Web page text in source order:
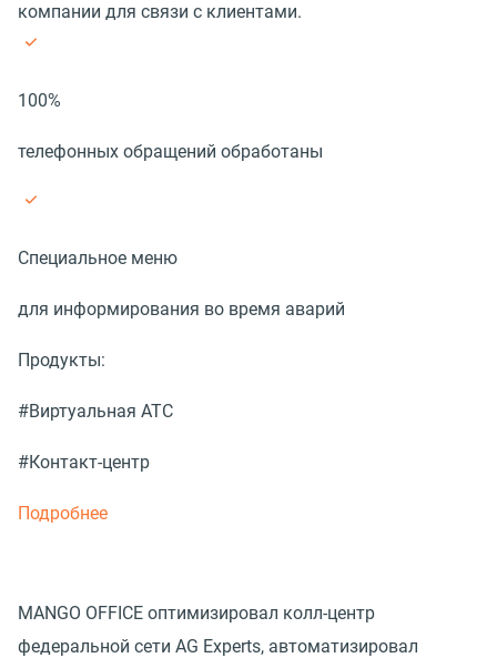
компании для связи с клиентами.
100%
телефонных обращений обработаны
Специальное меню
для информирования во время аварий
Продукты:
#Виртуальная АТС
#Контакт-центр
Подробнее
MANGO OFFICE оптимизировал колл-центр
федеральной сети AG Experts, автоматизировал